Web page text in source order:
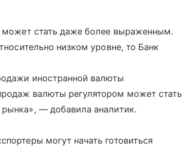
может стать даже более выраженным.
низком уровне, то Банк
иностранной валюты
валюты регулятором может стать
— добавила аналитик.
могут начать готовиться